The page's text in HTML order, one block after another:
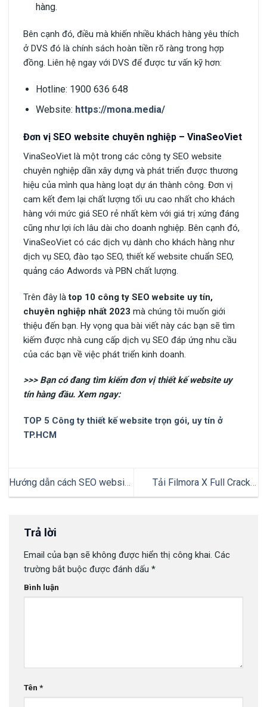
hàng.
Bên cạnh đó, điều mà khiến nhiều khách hàng yêu thích
ở DVS đó là chính sách hoàn tiền rõ ràng trong hợp
đồng. Liên hệ ngay với DVS để được tư vấn kỹ hơn:
Hotline: 1900 636 648
Website: https://mona.media/
Đơn vị SEO website chuyên nghiệp – VinaSeoViet
VinaSeoViet là một trong các công ty SEO website
chuyên nghiệp dần xây dựng và phát triển được thương
hiệu của mình qua hàng loạt dự án thành công. Đơn vị
cam kết đem lại chất lượng tối ưu cao nhất cho khách
hàng với mức giá SEO rẻ nhất kèm với giá trị xứng đáng
cũng như lợi ích lâu dài cho doanh nghiệp. Bên cạnh đó,
VinaSeoViet có các dịch vụ dành cho khách hàng như
dịch vụ SEO, đào tạo SEO, thiết kế website chuẩn SEO,
quảng cáo Adwords và PBN chất lượng.
Trên đây là top 10 công ty SEO website uy tín,
chuyên nghiệp nhất 2023 mà chúng tôi muốn giới
thiệu đến bạn. Hy vọng qua bài viết này các bạn sẽ tìm
kiếm được nhà cung cấp dịch vụ SEO đáp ứng nhu cầu
của các bạn về việc phát triển kinh doanh.
>>> Bạn có đang tìm kiếm đơn vị thiết kế website uy
tín hàng đầu. Xem ngay:
TOP 5 Công ty thiết kế website trọn gói, uy tín ở
TP.HCM
Hướng dẫn cách SEO website
thương mại điện tử hiệu quả
Tải Filmora X Full Crack +
Portable License Xoá Logo
Trả lời
Email của bạn sẽ không được hiển thị công khai. Các
trường bắt buộc được đánh dấu *
Bình luận
Tên *